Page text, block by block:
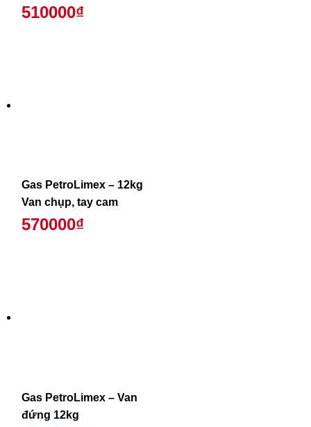
510000₫
Gas PetroLimex – 12kg
Van chụp, tay cam
570000₫
Gas PetroLimex – Van
đứng 12kg